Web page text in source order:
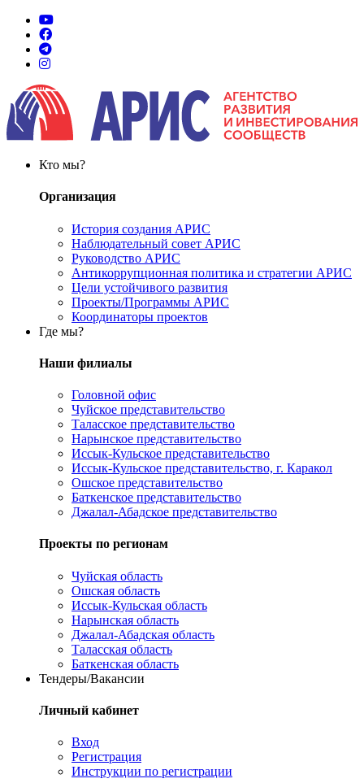
Кто мы?
Организация
История создания АРИС
Наблюдательный совет АРИС
Руководство АРИС
Антикоррупционная политика и стратегии АРИС
Цели устойчивого развития
Проекты/Программы АРИС
Координаторы проектов
Где мы?
Наши филиалы
Головной офис
Чуйское представительство
Таласское представительство
Нарынское представительство
Иссык-Кульское представительство
Иссык-Кульское представительство, г. Каракол
Ошское представительство
Баткенское представительство
Джалал-Абадское представительство
Проекты по регионам
Чуйская область
Ошская область
Иссык-Кульская область
Нарынская область
Джалал-Абадская область
Таласская область
Баткенская область
Тендеры/Вакансии
Личный кабинет
Вход
Регистрация
Инструкции по регистрации